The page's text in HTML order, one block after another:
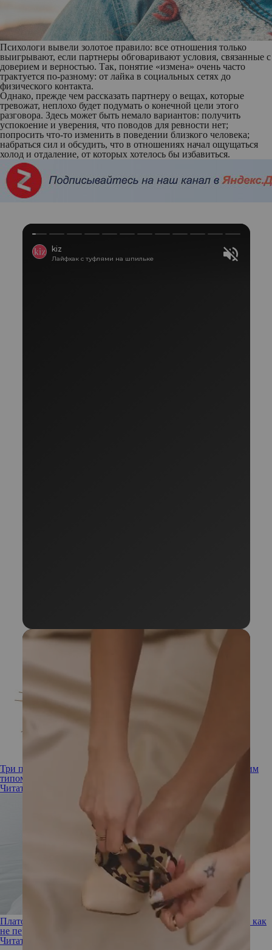
Психологи вывели золотое правило: все отношения только
выигрывают, если партнеры обговаривают условия, связанные с
доверием и верностью. Так, понятие «измена» очень часто
трактуется по-разному: от лайка в социальных сетях до
физического контакта.
Однако, прежде чем рассказать партнеру о вещах, которые
тревожат, неплохо будет подумать о конечной цели этого
разговора. Здесь может быть немало вариантов: получить
успокоение и уверения, что поводов для ревности нет;
попросить что-то изменить в поведении близкого человека;
набраться сил и обсудить, что в отношениях начал ощущаться
холод и отдаление, от которых хотелось бы избавиться.
Три признака, что вы встречаетесь с человеком с избегающим
типом привязанности
Читать полностью
Платоническая близость и эмоциональная измена: что это и как
не переступить черту
Читать полностью